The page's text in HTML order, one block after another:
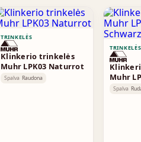
TRINKELĖS
Klinkerio trinkelės
Muhr LPK03 Naturrot
Spalva Raudona
TRINKELĖS
Muhr
Braun
Spalva